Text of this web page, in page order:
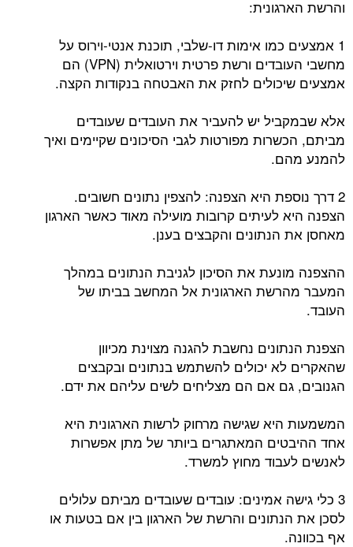
והרשת הארגונית:
1 אמצעים כמו אימות דו-שלבי, תוכנת אנטי-וירוס על
מחשבי העובדים ורשת פרטית וירטואלית (VPN) הם
אמצעים שיכולים לחזק את האבטחה בנקודות הקצה.
אלא שבמקביל יש להעביר את העובדים שעובדים
מביתם, הכשרות מפורטות לגבי הסיכונים שקיימים ואיך
להמנע מהם.
2 דרך נוספת היא הצפנה: להצפין נתונים חשובים.
הצפנה היא לעיתים קרובות מועילה מאוד כאשר הארגון
מאחסן את הנתונים והקבצים בענן.
ההצפנה מונעת את הסיכון לגניבת הנתונים במהלך
המעבר מהרשת הארגונית אל המחשב בביתו של
העובד.
הצפנת הנתונים נחשבת להגנה מצוינת מכיוון
שהאקרים לא יכולים להשתמש בנתונים ובקבצים
הגנובים, גם אם הם מצליחים לשים עליהם את ידם.
המשמעות היא שגישה מרחוק לרשות הארגונית היא
אחד ההיבטים המאתגרים ביותר של מתן אפשרות
לאנשים לעבוד מחוץ למשרד.
3 כלי גישה אמינים: עובדים שעובדים מביתם עלולים
לסכן את הנתונים והרשת של הארגון בין אם בטעות או
אף בכוונה.